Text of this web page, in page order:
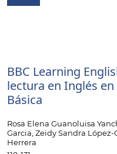
BBC Learning
lectura en Inglés
Básica
Rosa Elena Guanoluisa
Garcia, Zeidy Sandra
Herrera